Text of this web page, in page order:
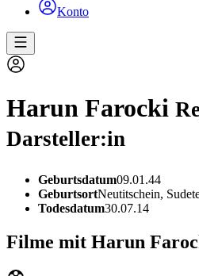
Konto
Harun Farocki
Darsteller:in
Geburtsdatum09.01.44
GeburtsortNeutitschein,
Todesdatum30.07.14
Filme mit Harun